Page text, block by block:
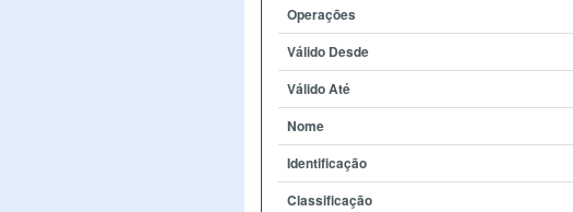
Operações
Válido Desde
Válido Até
Nome
Identificação
Classificação